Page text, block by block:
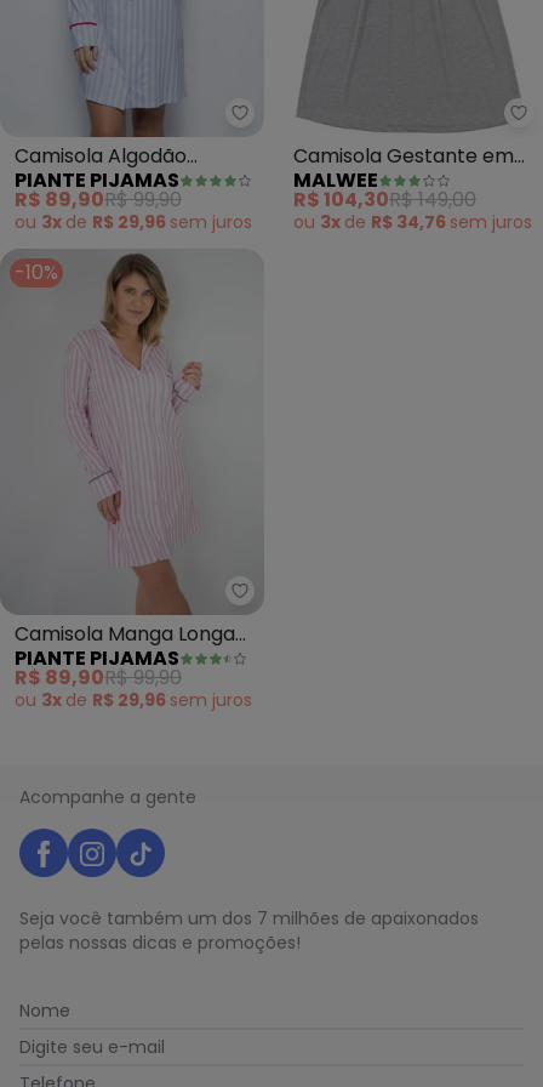
Piante Pijamas - Camisola
Camisola Algodão
Barbara Listrado (Azul)
PIANTE PIJAMAS
R$ 89,90R$ 99,90
ou 3x de R$ 29,96 sem juros
Camisola Gestante em
Malha (Cinza)
MALWEE
R$ 104,30R$ 149,00
ou 3x de R$ 34,76 sem juros
-10%
Piante Pijamas - Camisola
Camisola Manga Longa
Algodão Listrado
(Branco)
PIANTE PIJAMAS
R$ 89,90R$ 99,90
ou 3x de R$ 29,96 sem juros
Acompanhe a gente
Seja você também um dos 7 milhões de apaixonados
pelas nossas dicas e promoções!
Nome
Digite seu e-mail